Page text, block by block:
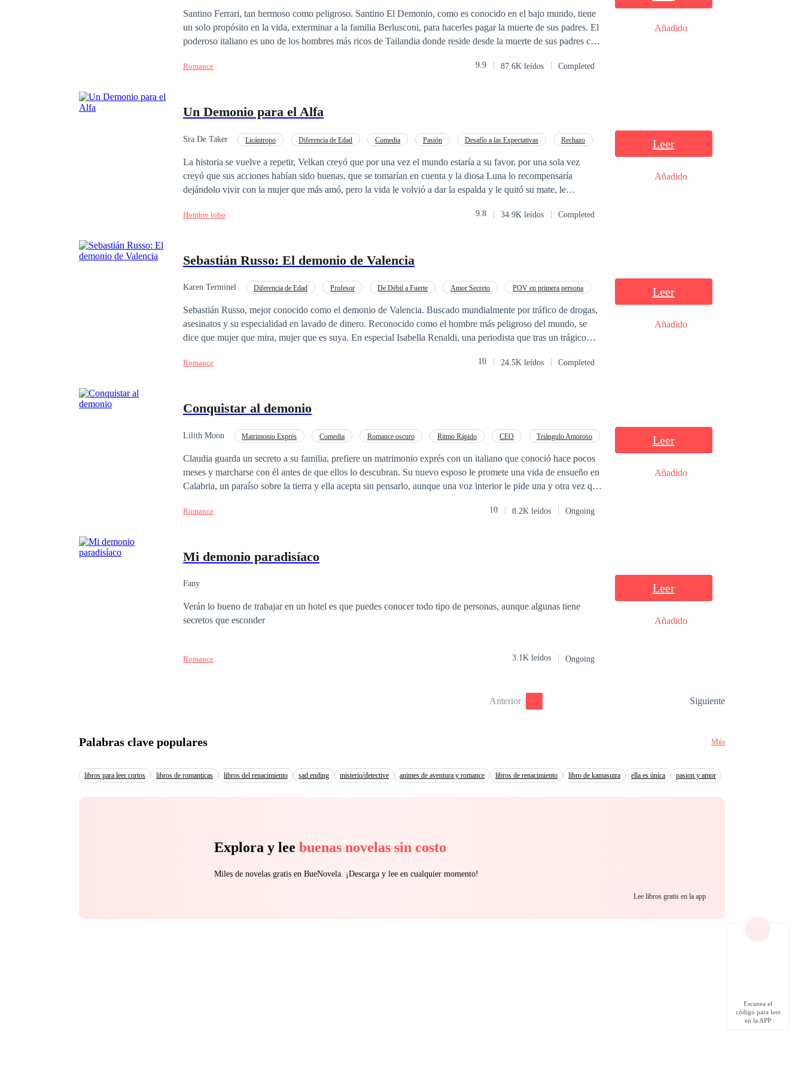
Santino Ferrari, tan hermoso como peligroso. Santino El Demonio, como es conocido en el bajo mundo, tiene
un solo propósito en la vida, exterminar a la familia Berlusconi, para hacerles pagar la muerte de sus padres. El
poderoso italiano es uno de los hombres más ricos de Tailandia donde reside desde la muerte de sus padres con
rescatada por Olivia, una hermosa pelinegra de ojos color de la noche, que no tiene miedo a decirle a la cara lo
Romance 9.9 87.6K leídos Completed
Añadido
Un Demonio para el Alfa
Sra De Taker Licántropo Diferencia de Edad Comedia Pasión Desafío a las Expectativas
Rechazo
La historia se vuelve a repetir, Velkan creyó que por una vez el mundo estaría a su favor, por una sola vez
creyó que sus acciones habían sido buenas, que se tomarían en cuenta y la diosa Luna lo recompensaría
dejándolo vivir con la mujer que más amó, pero la vida le volvió a dar la espalda y le quitó su mate, le
Velkan no es más que un lobo amargado, cruel y despreocupado, se mete en todas las peleas posibles para
Hombre lobo 9.8 34.9K leídos Completed
Leer
Añadido
Sebastián Russo: El demonio de Valencia
Karen Terminel Diferencia de Edad Profesor De Débil a Fuerte Amor Secreto
POV en primera persona
Sebastián Russo, mejor conocido como el demonio de Valencia. Buscado mundialmente por tráfico de drogas,
asesinatos y su especialidad en lavado de dinero. Reconocido como el hombre más peligroso del mundo, se
dice que mujer que mira, mujer que es suya. En especial Isabella Renaldi, una periodista que tras un trágico
Romance 10 24.5K leídos Completed
Leer
Añadido
Conquistar al demonio
Lilith Moon Matrimonio Exprés Comedia Romance oscuro Ritmo Rápido CEO Triángulo Amoroso
Claudia guarda un secreto a su familia, prefiere un matrimonio exprés con un italiano que conoció hace pocos
meses y marcharse con él antes de que ellos lo descubran. Su nuevo esposo le promete una vida de ensueño en
Calabria, un paraíso sobre la tierra y ella acepta sin pensarlo, aunque una voz interior le pide una y otra vez que
Romance 10 8.2K leídos Ongoing
Leer
Añadido
Mi demonio paradisíaco
Fany
Verán lo bueno de trabajar en un hotel es que puedes conocer todo tipo de personas, aunque algunas tiene
secretos que esconder
Romance 3.1K leídos Ongoing
Leer
Añadido
Anterior Siguiente
Palabras clave populares Más
libros para leer cortos libros de romanticas libros del renacimiento sad ending misterio/detective animes de aventura y romance libros de renacimiento libro de kamasutra ella es única pasion y amor
Explora y lee buenas novelas sin costo
Miles de novelas gratis en BueNovela. ¡Descarga y lee en cualquier momento!
Lee libros gratis en la app
Escanea el
código para leer
en la APP